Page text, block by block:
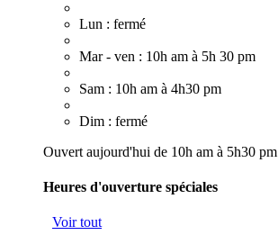
Lun : fermé
Mar - ven : 10h am à 5h 30 pm
Sam : 10h am à 4h30 pm
Dim : fermé
Ouvert aujourd'hui de 10h am à 5h30 pm
Heures d'ouverture spéciales
Voir tout